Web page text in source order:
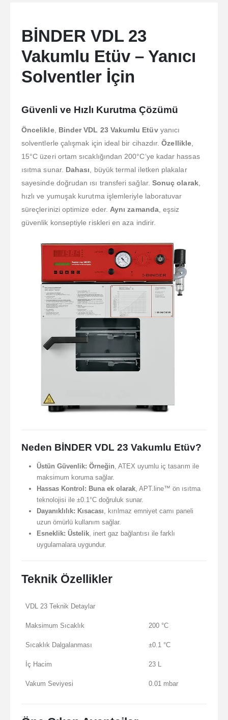
BİNDER VDL 23
Vakumlu Etüv – Yanıcı
Solventler İçin
Güvenli ve Hızlı Kurutma Çözümü
Öncelikle, Binder VDL 23 Vakumlu Etüvyanıcı
solventlerle çalışmak için ideal bir cihazdır.Özellikle,
15°C üzeri ortam sıcaklığından 200°C’ye kadar hassas
ısıtma sunar. Dahası , büyük termal iletken plakalar
sayesinde doğrudan ısı transferi sağlar. Sonuç olarak,
hızlı ve yumuşak kurutma işlemleriyle laboratuvar
süreçlerinizi optimize eder. Aynı zamanda, eşsiz
güvenlik konseptiyle riskleri en aza indirir.
Neden BİNDER VDL 23 Vakumlu Etüv?
Üstün Güvenlik: Örneğin , ATEX uyumlu iç tasarım ile
maksimum koruma sağlar.
Hassas Kontrol: Buna ek olarak, APT.line™ ön ısıtma
teknolojisi ile ±0.1°C doğruluk sunar.
Dayanıklılık: Kısacası , kırılmaz emniyet camı paneli
uzun ömürlü kullanım sağlar.
Esneklik: Üstelik, inert gaz bağlantısı ile farklı
uygulamalara uygundur.
Teknik Özellikler
VDL 23 Teknik Detaylar
Maksimum Sıcaklık 200 °C
Sıcaklık Dalgalanması ±0.1 °C
İç Hacim 23 L
Vakum Seviyesi 0.01 mbar